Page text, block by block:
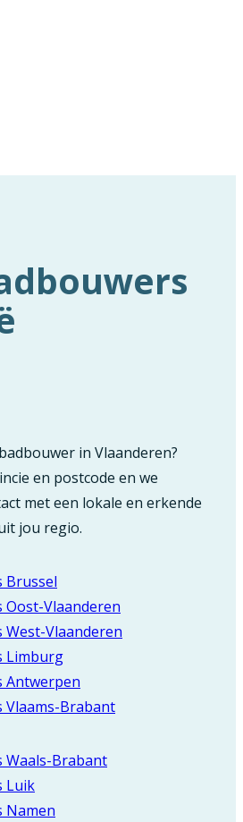
in Vlaanderen?
en postcode en we
met een lokale en erkende
jou regio.
Brussel
Oost-Vlaanderen
Vlaanderen
Limburg
Antwerpen
Vlaams-Brabant
Waals-Brabant
Luik
Namen